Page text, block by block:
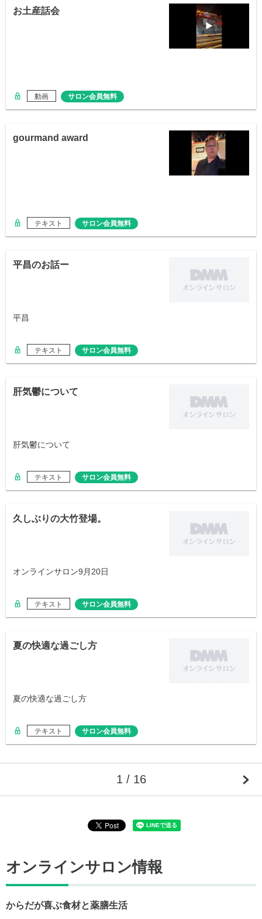
お土産話会
動画 サロン会員無料
gourmand award
テキスト サロン会員無料
平昌のお話ー
平昌
テキスト サロン会員無料
肝気鬱について
肝気鬱について
テキスト サロン会員無料
久しぶりの大竹登場。
オンラインサロン9月20日
テキスト サロン会員無料
夏の快適な過ごし方
夏の快適な過ごし方
テキスト サロン会員無料
1 / 16
オンラインサロン情報
からだが喜ぶ食材と薬膳生活